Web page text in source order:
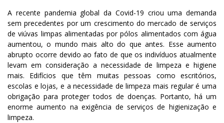
A recente pandemia global da Covid-19 criou uma demanda
sem precedentes por um crescimento do mercado de serviços
de viúvas limpas alimentadas por pólos alimentados com água
aumentou, o mundo mais alto do que antes. Esse aumento
abrupto ocorre devido ao fato de que os indivíduos atualmente
levam em consideração a necessidade de limpeza e higiene
mais. Edifícios que têm muitas pessoas como escritórios,
escolas e lojas, e a necessidade de limpeza mais regular é uma
obrigação para proteger todos de doenças. Portanto, há um
enorme aumento na exigência de serviços de higienização e
limpeza.